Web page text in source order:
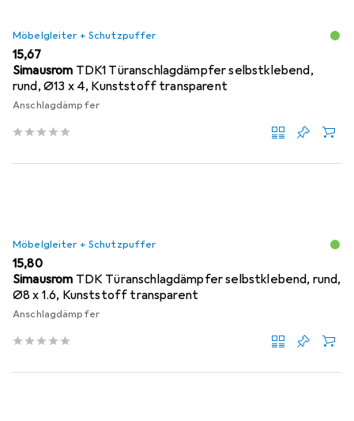
Möbelgleiter + Schutzpuffer
EUR
15,67
Simausrom TDK1 Türanschlagdämpfer selbstklebend,
rund, Ø13 x 4, Kunststoff transparent
Anschlagdämpfer
Möbelgleiter + Schutzpuffer
EUR
15,80
Simausrom TDK Türanschlagdämpfer selbstklebend, rund,
Ø8 x 1.6, Kunststoff transparent
Anschlagdämpfer